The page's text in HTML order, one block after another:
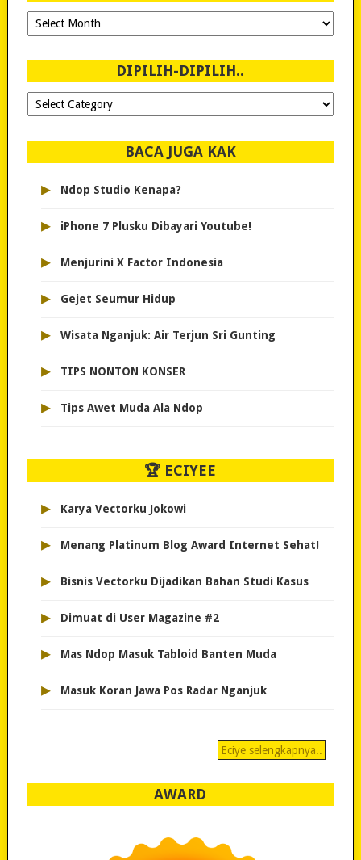
Ngeblog
Sejak
DIPILIH-DIPILIH..
Dipilih-
dipilih..
BACA JUGA KAK
▸ Ndop Studio Kenapa?
▸ iPhone 7 Plusku Dibayari Youtube!
▸ Menjurini X Factor Indonesia
▸ Gejet Seumur Hidup
▸ Wisata Nganjuk: Air Terjun Sri Gunting
▸ TIPS NONTON KONSER
▸ Tips Awet Muda Ala Ndop
🏆 ECIYEE
▸ Karya Vectorku Jokowi
▸ Menang Platinum Blog Award Internet Sehat!
▸ Bisnis Vectorku Dijadikan Bahan Studi Kasus
▸ Dimuat di User Magazine #2
▸ Mas Ndop Masuk Tabloid Banten Muda
▸ Masuk Koran Jawa Pos Radar Nganjuk
Eciye selengkapnya..
AWARD